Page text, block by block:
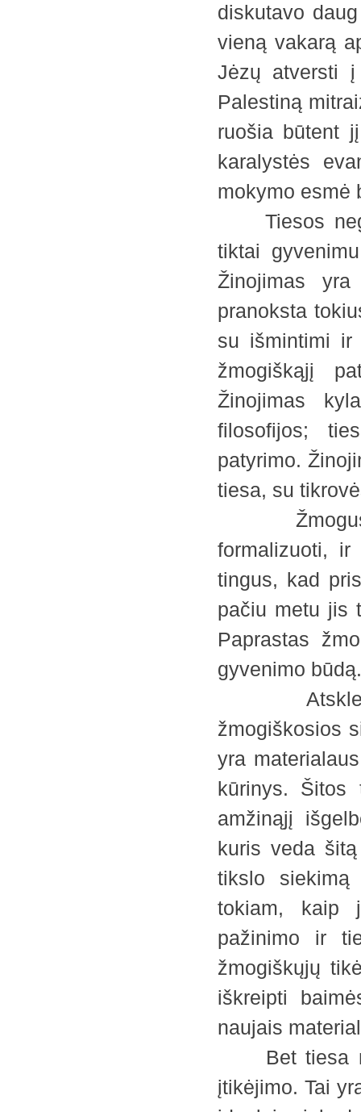
diskutavo
vieną vakarą
Jėzų atversti
Palestiną
ruošia būtent
karalystės
mokymo esmė
Tiesos
tiktai
Žinojimas
pranoksta
su išmintimi ir
žmogiškąjį
Žinojimas
filosofijos;
patyrimo.
tiesa, su
Žmogus
formalizuoti,
tingus, kad
pačiu metu jis
Paprastas
gyvenimo būdą.
Atskleista
žmogiškosios
yra
kūrinys. Šitos
amžinąjį
kuris veda
tikslo
tokiam, kaip
pažinimo ir
žmogiškųjų
iškreipti
naujais
Bet tiesa
įtikėjimo. Tai